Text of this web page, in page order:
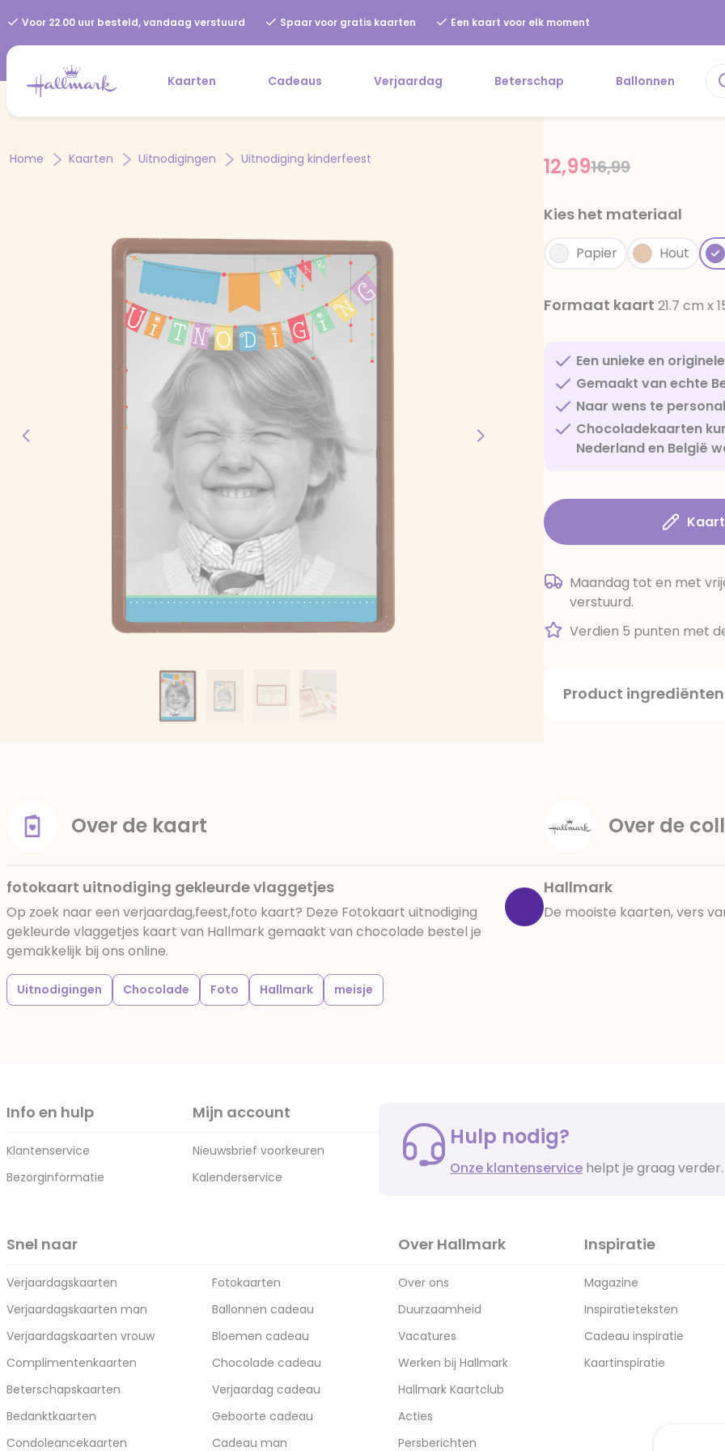
Voor 22.00 uur besteld, vandaag verstuurd Spaar voor gratis kaarten Een kaart voor elk moment
Kaarten Cadeaus Verjaardag Beterschap Ballonnen
Home Kaarten Uitnodigingen Uitnodiging kinderfeest Price reduced
16,99to
12,99
Kies het materiaal
Papier Hout
Formaat kaart 21.7 cm x
Een unieke en
Gemaakt van echte
Naar wens te
Chocoladekaarten
Nederland en België
Maandag tot en met
verstuurd.
Verdien 5 punten met
Product ingrediënten
beïnvloeden, E133, E151.
en droog bewaren.
Over de kaart
fotokaart uitnodiging gekleurde vlaggetjes
Op zoek naar een verjaardag,feest,foto kaart? Deze Fotokaart uitnodiging
gekleurde vlaggetjes kaart van Hallmark gemaakt van chocolade bestel je
gemakkelijk bij ons online.
Uitnodigingen Chocolade Foto Hallmark meisje
Over de
Hallmark
De mooiste kaarten, vers
Info en hulp
Klantenservice
Bezorginformatie
Mijn account
Nieuwsbrief voorkeuren
Kalenderservice
Hulp nodig?
Onze klantenservice helpt je graag verder.
Snel naar
Verjaardagskaarten
Verjaardagskaarten man
Verjaardagskaarten vrouw
Complimentenkaarten
Beterschapskaarten
Bedanktkaarten
Condoleancekaarten
Fotokaarten
Ballonnen cadeau
Bloemen cadeau
Chocolade cadeau
Verjaardag cadeau
Geboorte cadeau
Cadeau man
Over Hallmark
Over ons
Duurzaamheid
Vacatures
Werken bij Hallmark
Hallmark Kaartclub
Acties
Persberichten
Inspiratie
Magazine
Inspiratieteksten
Cadeau inspiratie
Kaartinspiratie